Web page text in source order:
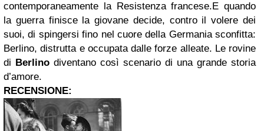
contemporaneamente la Resistenza francese.E quando
la guerra finisce la giovane decide, contro il volere dei
suoi, di spingersi fino nel cuore della Germania sconfitta:
Berlino, distrutta e occupata dalle forze alleate. Le rovine
di Berlino diventano così scenario di una grande storia
d’amore.
RECENSIONE: